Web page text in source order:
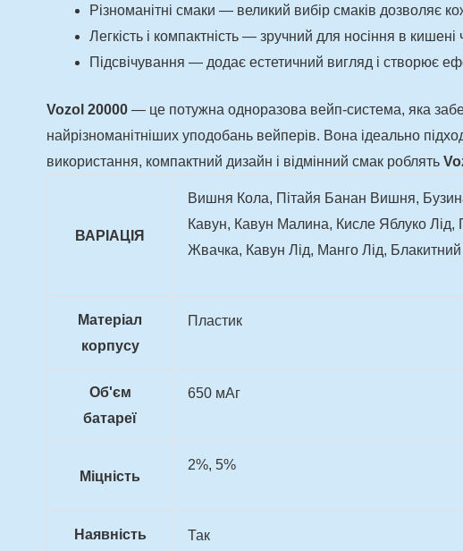
Різноманітні смаки — великий вибір смаків дозволяє
Легкість і компактність — зручний для носіння в
Підсвічування — додає естетичний вигляд і створює
Vozol 20000 — це потужна одноразова вейп-система, яка
найрізноманітніших уподобань вейперів. Вона ідеально
використання, компактний дизайн і відмінний смак роблять
ВАРІАЦІЯ
Вишня Кола, Пітайя Банан Вишня,
Кавун, Кавун Малина, Кисле Яблуко
Жвачка, Кавун Лід, Манго Лід,
Матеріал
корпусу
Пластик
Об'єм
батареї
650 мАг
Міцність
2%, 5%
Наявність
Так